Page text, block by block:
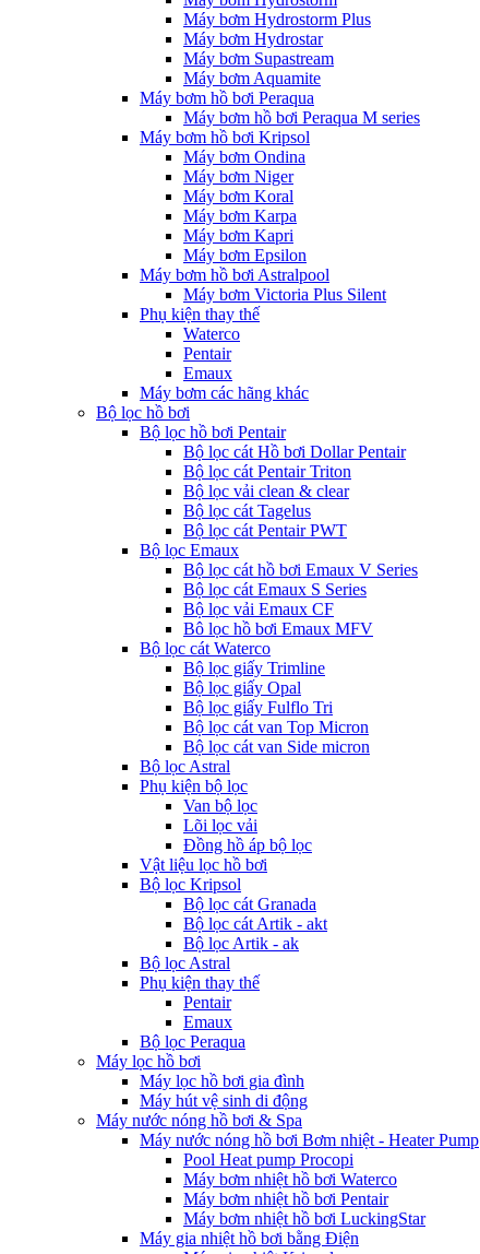
Máy bơm Hydrostorm Plus
Máy bơm Hydrostar
Máy bơm Supastream
Máy bơm Aquamite
Máy bơm hồ bơi Peraqua
Máy bơm hồ bơi Peraqua M series
Máy bơm hồ bơi Kripsol
Máy bơm Ondina
Máy bơm Niger
Máy bơm Koral
Máy bơm Karpa
Máy bơm Kapri
Máy bơm Epsilon
Máy bơm hồ bơi Astralpool
Máy bơm Victoria Plus Silent
Phụ kiện thay thế
Waterco
Pentair
Emaux
Máy bơm các hãng khác
Bộ lọc hồ bơi
Bộ lọc hồ bơi Pentair
Bộ lọc cát Hồ bơi Dollar Pentair
Bộ lọc cát Pentair Triton
Bộ lọc vải clean & clear
Bộ lọc cát Tagelus
Bộ lọc cát Pentair PWT
Bộ lọc Emaux
Bộ lọc cát hồ bơi Emaux V Series
Bộ lọc cát Emaux S Series
Bộ lọc vải Emaux CF
Bô lọc hồ bơi Emaux MFV
Bộ lọc cát Waterco
Bộ lọc giấy Trimline
Bộ lọc giấy Opal
Bộ lọc giấy Fulflo Tri
Bộ lọc cát van Top Micron
Bộ lọc cát van Side micron
Bộ lọc Astral
Phụ kiện bộ lọc
Van bộ lọc
Lõi lọc vải
Đồng hồ áp bộ lọc
Vật liệu lọc hồ bơi
Bộ lọc Kripsol
Bộ lọc cát Granada
Bộ lọc cát Artik - akt
Bộ lọc Artik - ak
Bộ lọc Astral
Phụ kiện thay thế
Pentair
Emaux
Bộ lọc Peraqua
Máy lọc hồ bơi
Máy lọc hồ bơi gia đình
Máy hút vệ sinh di động
Máy nước nóng hồ bơi & Spa
Máy nước nóng hồ bơi Bơm nhiệt - Heater Pump
Pool Heat pump Procopi
Máy bơm nhiệt hồ bơi Waterco
Máy bơm nhiệt hồ bơi Pentair
Máy bơm nhiệt hồ bơi LuckingStar
Máy gia nhiệt hồ bơi bằng Điện